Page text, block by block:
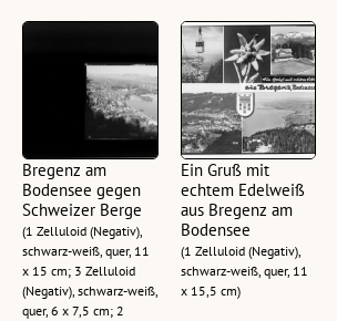
Bregenz am
Bodensee gegen
Schweizer Berge
(1 Zelluloid (Negativ),
schwarz-weiß, quer, 11
x 15 cm; 3 Zelluloid
(Negativ), schwarz-weiß,
quer, 6 x 7,5 cm; 2
Ein Gruß mit
echtem Edelweiß
aus Bregenz am
Bodensee
(1 Zelluloid (Negativ),
schwarz-weiß, quer, 11
x 15,5 cm)